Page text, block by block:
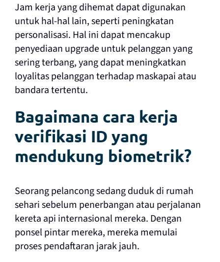
Jam kerja yang dihemat dapat digunakan
untuk hal-hal lain, seperti peningkatan
personalisasi. Hal ini dapat mencakup
penyediaan upgrade untuk pelanggan yang
sering terbang, yang dapat meningkatkan
loyalitas pelanggan terhadap maskapai atau
bandara tertentu.
Bagaimana cara kerja
verifikasi ID yang
mendukung biometrik?
Seorang pelancong sedang duduk di rumah
sehari sebelum penerbangan atau perjalanan
kereta api internasional mereka. Dengan
ponsel pintar mereka, mereka memulai
proses pendaftaran jarak jauh.